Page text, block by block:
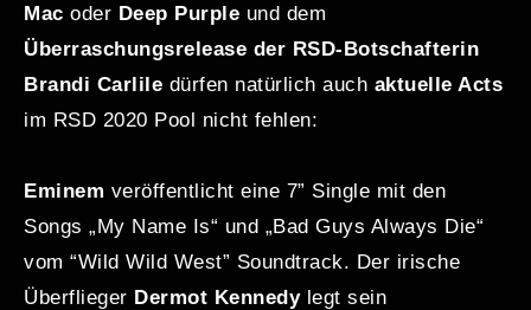
Mac oder Deep Purple und dem
Überraschungsrelease der RSD-Botschafterin
Brandi Carlile dürfen natürlich auch aktuelle Acts
im RSD 2020 Pool nicht fehlen:
Eminem veröffentlicht eine 7” Single mit den
Songs „My Name Is“ und „Bad Guys Always Die“
vom “Wild Wild West” Soundtrack. Der irische
Überflieger Dermot Kennedylegt sein